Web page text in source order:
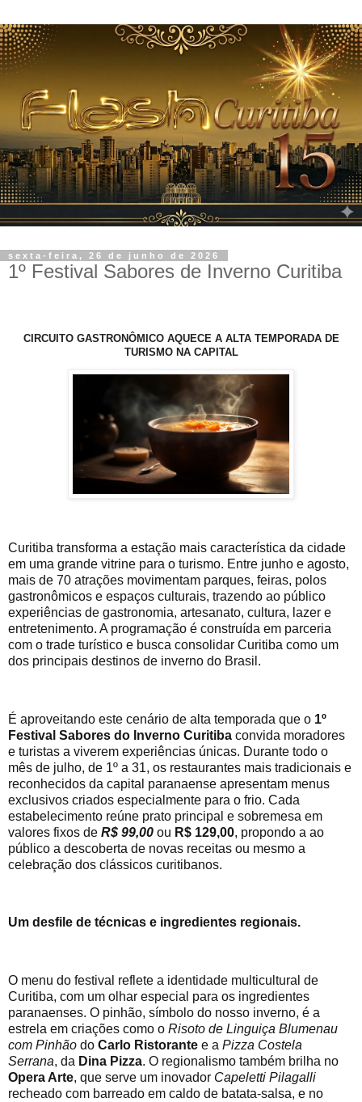
sexta-feira, 26 de junho de 2026
1º Festival Sabores de Inverno Curitiba
CIRCUITO GASTRONÔMICO AQUECE A ALTA TEMPORADA DE
TURISMO NA CAPITAL
Curitiba transforma a estação mais característica da cidade
em uma grande vitrine para o turismo. Entre junho e agosto,
mais de 70 atrações movimentam parques, feiras, polos
gastronômicos e espaços culturais, trazendo ao público
experiências de gastronomia, artesanato, cultura, lazer e
entretenimento. A programação é construída em parceria
com o trade turístico e busca consolidar Curitiba como um
dos principais destinos de inverno do Brasil.
É aproveitando este cenário de alta temporada que o 1º
Festival Sabores do Inverno Curitiba convida moradores
e turistas a viverem experiências únicas. Durante todo o
mês de julho, de 1º a 31, os restaurantes mais tradicionais e
reconhecidos da capital paranaense apresentam menus
exclusivos criados especialmente para o frio. Cada
estabelecimento reúne prato principal e sobremesa em
valores fixos de R$ 99,00 ou R$ 129,00, propondo a ao
público a descoberta de novas receitas ou mesmo a
celebração dos clássicos curitibanos.
Um desfile de técnicas e ingredientes regionais.
O menu do festival reflete a identidade multicultural de
Curitiba, com um olhar especial para os ingredientes
paranaenses. O pinhão, símbolo do nosso inverno, é a
estrela em criações como o Risoto de Linguiça Blumenau
com Pinhão do Carlo Ristorante e a Pizza Costela
Serrana, da Dina Pizza. O regionalismo também brilha no
Opera Arte, que serve um inovador Capeletti Pilagalli
recheado com barreado em caldo de batata-salsa, e no